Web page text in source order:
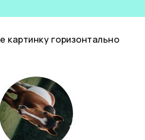
картинку горизонтально